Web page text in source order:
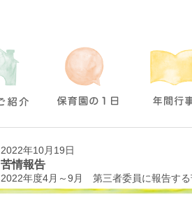
2022年10月19日
苦情報告
2022年度4月～9月 第三者委員に報告する